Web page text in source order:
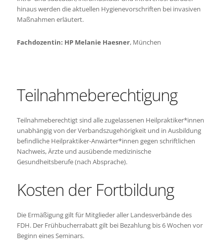
hinaus werden die aktuellen Hygienevorschriften bei invasiven
Maßnahmen erläutert.
Fachdozentin: HP Melanie Haesner, München
Teilnahmeberechtigung
Teilnahmeberechtigt sind alle zugelassenen Heilpraktiker*innen
unabhängig von der Verbandszugehörigkeit und in Ausbildung
befindliche Heilpraktiker-Anwärter*innen gegen schriftlichen
Nachweis, Ärzte und ausübende medizinische
Gesundheitsberufe (nach Absprache).
Kosten der Fortbildung
Die Ermäßigung gilt für Mitglieder aller Landesverbände des
FDH. Der Frühbucherrabatt gilt bei Bezahlung bis 6 Wochen vor
Beginn eines Seminars.